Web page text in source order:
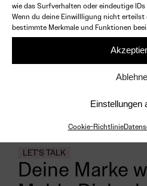
wie das Surfverhalten oder eindeutige
Wenn du deine Einwillligung nicht
bestimmte Merkmale und Funktionen
Einstellungen
Cookie-Richtlinie
·
LET’S TALK
Deine Marke